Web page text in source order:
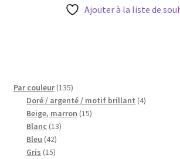
Ajouter à la liste de
Par couleur 135135
produits
Doré / argenté / motif brillant 44
Beige, marron 1515
Blanc 1313
Bleu 4242
produits
Gris 1515